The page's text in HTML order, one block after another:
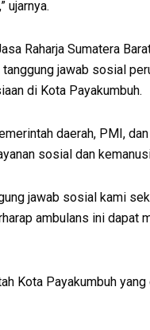
ujarnya.
Raharja Sumatera
jawab sosial
di Kota Payakumbuh.
daerah, PMI,
sosial dan
jawab sosial kami
ambulans ini
Kota Payakumbuh